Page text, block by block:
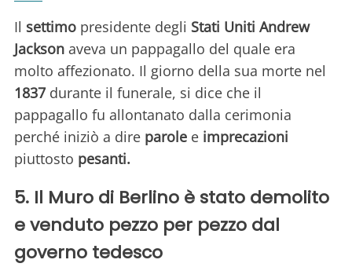
Il settimo presidente degli Stati Uniti Andrew
Jackson aveva un pappagallo del quale era
molto affezionato. Il giorno della sua morte nel
1837durante il funerale, si dice che il
pappagallo fu allontanato dalla cerimonia
perché iniziò a dire parole e imprecazioni
piuttosto pesanti.
5. Il Muro di Berlino è stato demolito
e venduto pezzo per pezzo dal
governo tedesco